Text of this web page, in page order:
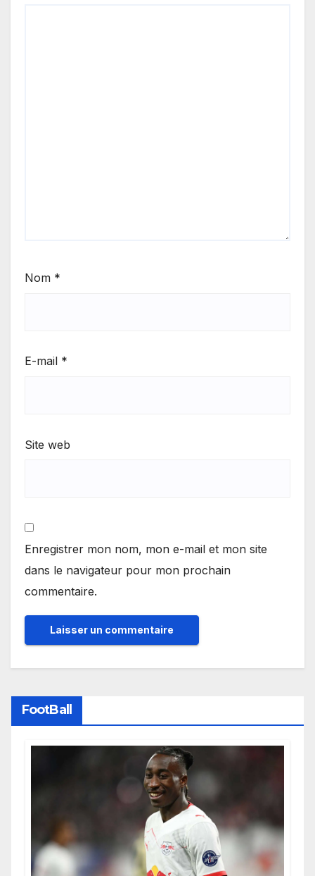
Nom *
E-mail *
Site web
Enregistrer mon nom, mon e-mail et mon site
dans le navigateur pour mon prochain
commentaire.
FootBall